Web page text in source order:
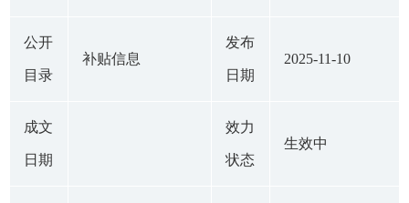
公开
目录
补贴信息
发布
日期
2025-11-10
成文
日期
效力
状态
生效中